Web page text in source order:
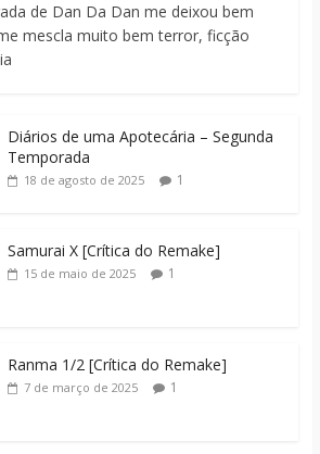
de Dan Da Dan me deixou bem
mescla muito bem terror, ficção
Diários de uma Apotecária – Segunda
Temporada
18 de agosto de 2025 1
Samurai X [Crítica do Remake]
15 de maio de 2025 1
Ranma 1/2 [Crítica do Remake]
7 de março de 2025 1